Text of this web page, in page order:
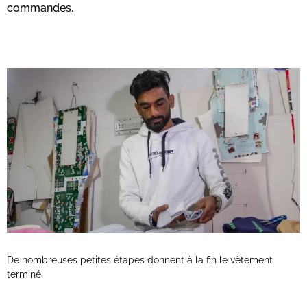
commandes.
De nombreuses petites étapes donnent à la fin le vêtement
terminé.